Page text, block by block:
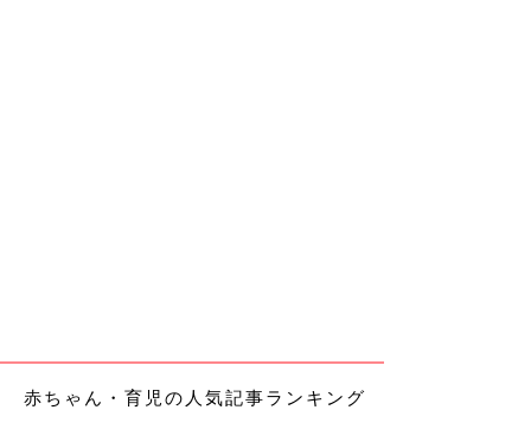
赤ちゃん・育児の人気記事ランキング